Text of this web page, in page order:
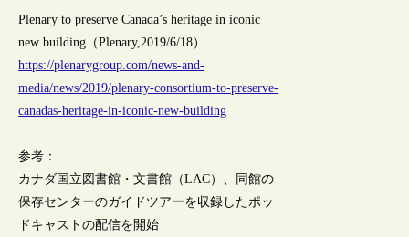
Plenary to preserve Canada’s heritage in iconic
new building（Plenary,2019/6/18）
https://plenarygroup.com/news-and-
media/news/2019/plenary-consortium-to-preserve-
canadas-heritage-in-iconic-new-building
参考：
カナダ国立図書館・文書館（LAC）、同館の
保存センターのガイドツアーを収録したポッ
ドキャストの配信を開始